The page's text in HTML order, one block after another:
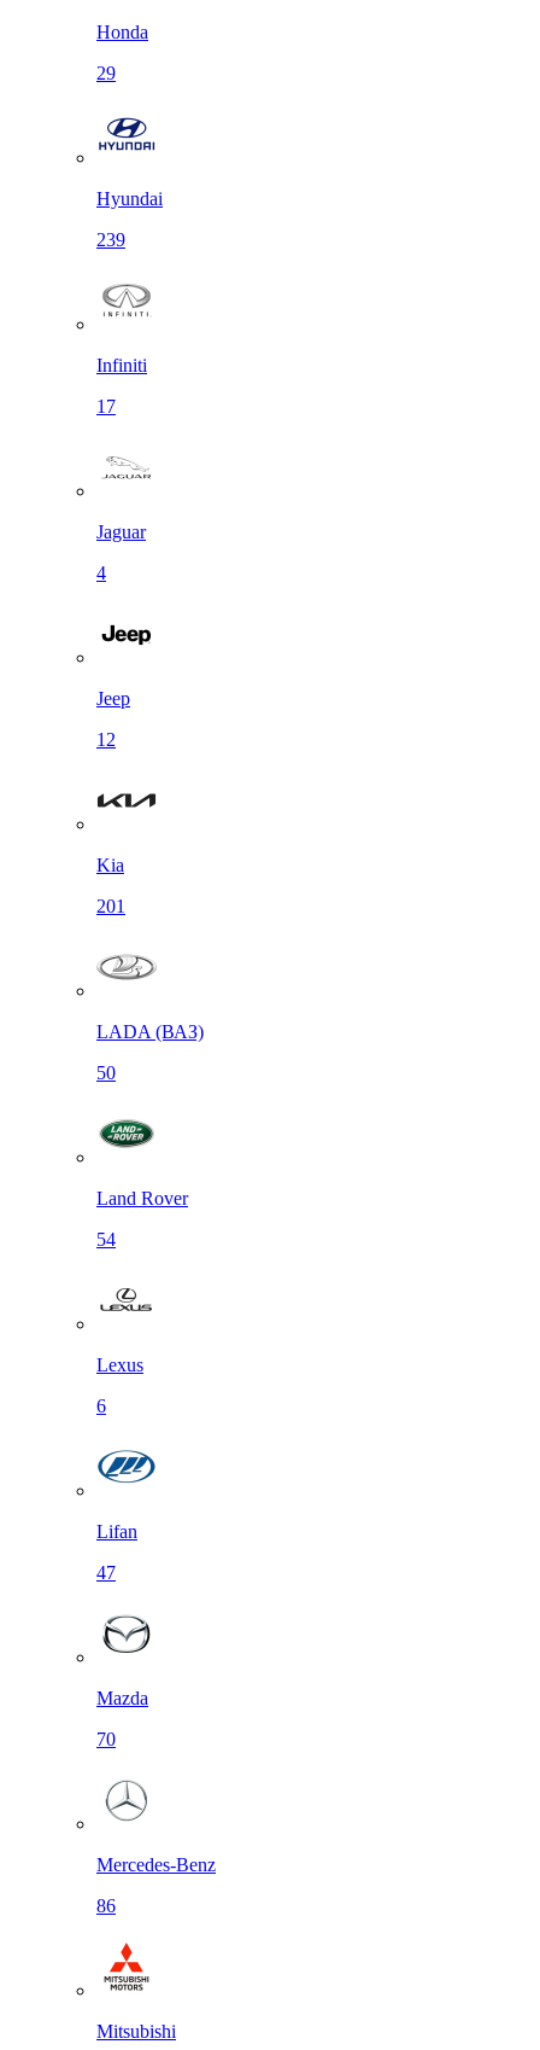
Honda
29
Hyundai
239
Infiniti
17
Jaguar
4
Jeep
12
Kia
201
LADA (ВАЗ)
50
Land Rover
54
Lexus
6
Lifan
47
Mazda
70
Mercedes-Benz
86
Mitsubishi